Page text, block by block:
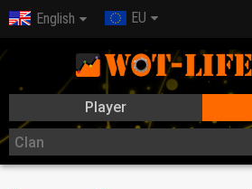
English EU
Player